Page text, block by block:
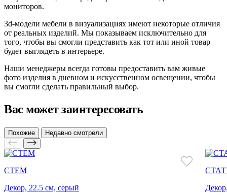
мониторов.
3d-модели мебели в визуализациях имеют некоторые отличия
от реальных изделий. Мы показываем исключительно для
того, чтобы вы смогли представить как тот или иной товар
будет выглядеть в интерьере.
Наши менеджеры всегда готовы предоставить вам живые
фото изделия в дневном и искусственном освещении, чтобы
вы смогли сделать правильный выбор.
Вас может заинтересовать
Похожие Недавно смотрели
СТЕМ
Декор, 22.5 см, серый